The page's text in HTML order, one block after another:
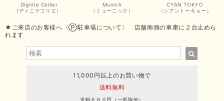
Dignite Collier
(ディニテコリエ）
Munich
（ミューニック）
CYAN TOKYO
（シアントーキョー）
★ご来店のお客様へ〈Ⓟ駐車場について〉 店舗南側の車庫に２台止めら
れます
11,000円以上のお買い物で
送料無料
送料６６０円（一部除外）